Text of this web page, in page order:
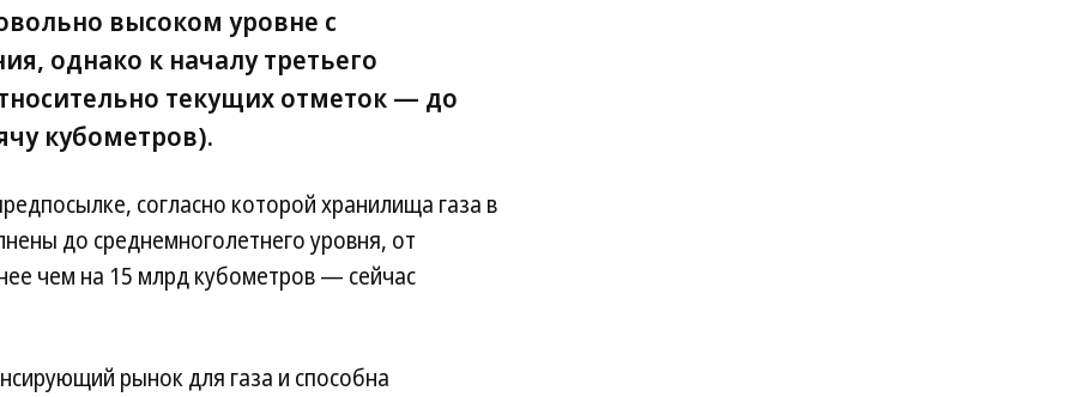
высоком уровне с
однако к началу третьего
текущих отметок — до
кубометров).
согласно которой хранилища газа в
до среднемноголетнего уровня, от
чем на 15 млрд кубометров — сейчас
рынок для газа и способна